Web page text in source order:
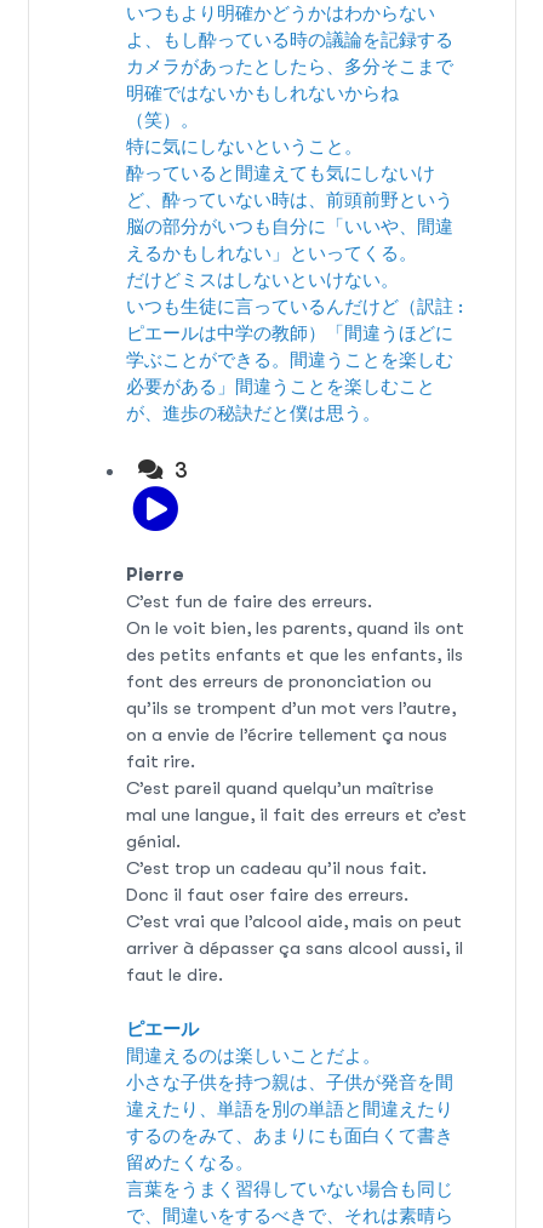
いつもより明確かどうかはわからない
よ、もし酔っている時の議論を記録する
カメラがあったとしたら、多分そこまで
明確ではないかもしれないからね
（笑）。
特に気にしないということ。
酔っていると間違えても気にしないけ
ど、酔っていない時は、前頭前野という
脳の部分がいつも自分に「いいや、間違
えるかもしれない」といってくる。
だけどミスはしないといけない。
いつも生徒に言っているんだけど（訳註 :
ピエールは中学の教師）「間違うほどに
学ぶことができる。間違うことを楽しむ
必要がある」間違うことを楽しむこと
が、進歩の秘訣だと僕は思う。
3
Pierre
C’est fun de faire des erreurs.
On le voit bien, les parents, quand ils ont
des petits enfants et que les enfants, ils
font des erreurs de prononciation ou
qu’ils se trompent d’un mot vers l’autre,
on a envie de l’écrire tellement ça nous
fait rire.
C’est pareil quand quelqu’un maîtrise
mal une langue, il fait des erreurs et c’est
génial.
C’est trop un cadeau qu’il nous fait.
Donc il faut oser faire des erreurs.
C’est vrai que l’alcool aide, mais on peut
arriver à dépasser ça sans alcool aussi, il
faut le dire.
ピエール
間違えるのは楽しいことだよ。
小さな子供を持つ親は、子供が発音を間
違えたり、単語を別の単語と間違えたり
するのをみて、あまりにも面白くて書き
留めたくなる。
言葉をうまく習得していない場合も同じ
で、間違いをするべきで、それは素晴ら